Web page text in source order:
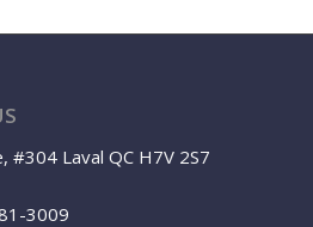
#304 Laval QC H7V 2S7
3009